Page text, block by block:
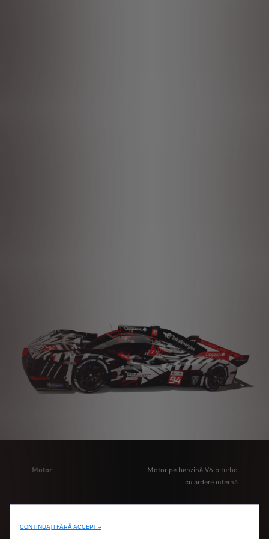
Motor
Motor pe benzină V6 biturbo
cu ardere internă
CONTINUAȚI FĂRĂ ACCEPT →